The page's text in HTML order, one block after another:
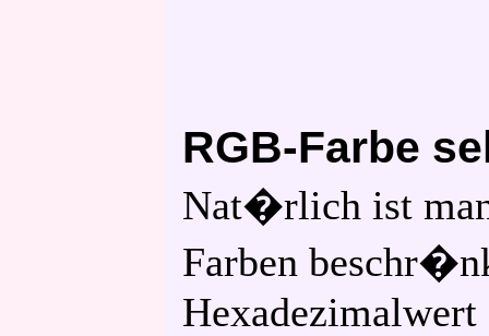
RGB-Farbe
Nat�rlich ist
Farben
Hexadezimalwert